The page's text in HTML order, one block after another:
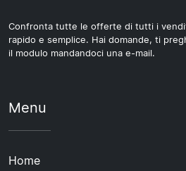
Confronta tutte le offerte di tutti i
rapido e semplice. Hai domande, ti
il modulo mandandoci una e-mail.
Menu
Home